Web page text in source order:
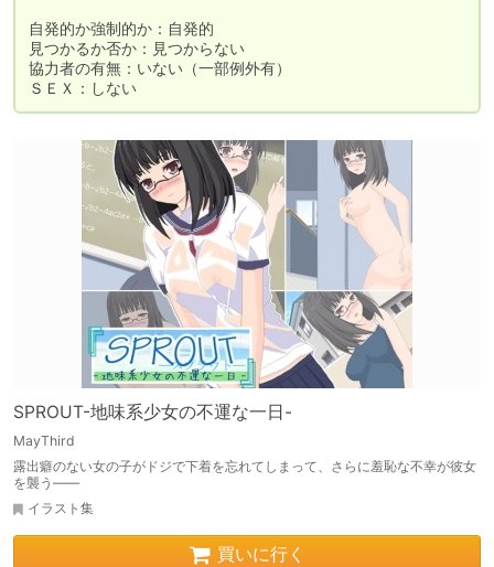
自発的か強制的か：自発的
見つかるか否か：見つからない
協力者の有無：いない（一部例外有）
ＳＥＸ：しない
SPROUT-地味系少女の不運な一日-
MayThird
露出癖のない女の子がドジで下着を忘れてしまって、さらに羞恥な不幸が彼女
を襲う――
イラスト集
買いに行く